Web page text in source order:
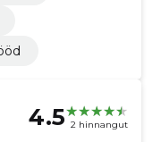
4.5 2 hinnangut